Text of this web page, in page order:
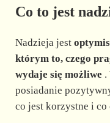
Co to jest
Nadzieja jest
którym to, czego
wydaje się możliwe .
posiadanie
co jest korzystne i